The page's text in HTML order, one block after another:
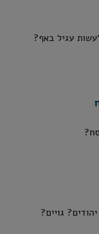
עגיל באף?
גויים?